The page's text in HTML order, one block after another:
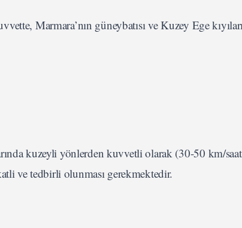
Marmara’nın güneybatısı ve Kuzey Ege
kuzeyli yönlerden kuvvetli olarak (30-50 km/
ve tedbirli olunması gerekmektedir.